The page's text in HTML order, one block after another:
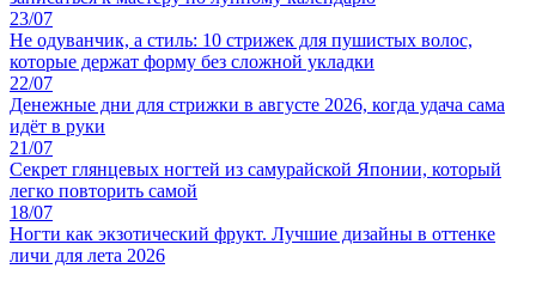
23/07
Не одуванчик, а стиль: 10 стрижек для пушистых волос,
которые держат форму без сложной укладки
22/07
Денежные дни для стрижки в августе 2026, когда удача сама
идёт в руки
21/07
Секрет глянцевых ногтей из самурайской Японии, который
легко повторить самой
18/07
Ногти как экзотический фрукт. Лучшие дизайны в оттенке
личи для лета 2026